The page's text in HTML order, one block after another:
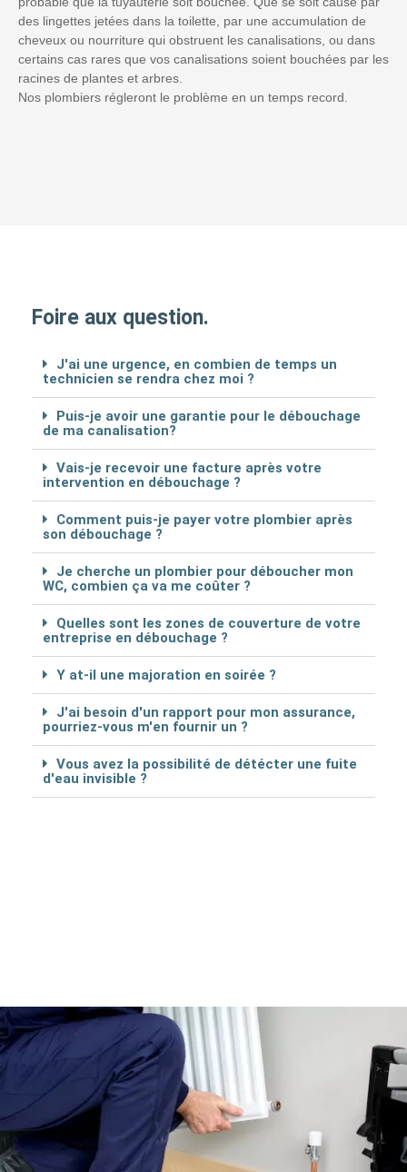
des lingettes jetées dans la toilette, par une accumulation de
cheveux ou nourriture qui obstruent les canalisations, ou dans
certains cas rares que vos canalisations soient bouchées par les
racines de plantes et arbres.
Nos plombiers régleront le problème en un temps record.
Foire aux question.
J'ai une urgence, en combien de temps un
technicien se rendra chez moi ?
Puis-je avoir une garantie pour le débouchage
de ma canalisation?
Vais-je recevoir une facture après votre
intervention en débouchage ?
Comment puis-je payer votre plombier après
son débouchage ?
Je cherche un plombier pour déboucher mon
WC, combien ça va me coûter ?
Quelles sont les zones de couverture de votre
entreprise en débouchage ?
Y at-il une majoration en soirée ?
J'ai besoin d'un rapport pour mon assurance,
pourriez-vous m'en fournir un ?
Vous avez la possibilité de détécter une fuite
d'eau invisible ?